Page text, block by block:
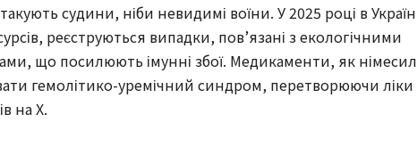
судини, ніби невидимі воїни. У 2025 році в
реєструються випадки, пов’язані з екологічними
що посилюють імунні збої. Медикаменти, як
гемолітико-уремічний синдром, перетворюючи ліки
на X.